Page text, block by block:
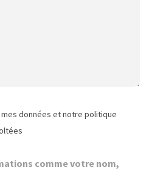
données et notre politique
comme votre nom,